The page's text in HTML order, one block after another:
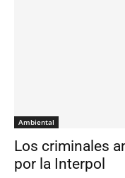
Ambiental
Los criminales
por la Interpol